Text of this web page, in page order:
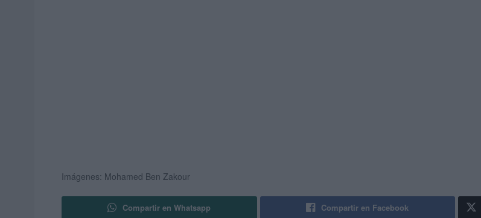
Imágenes: Mohamed Ben Zakour
Compartir en Whatsapp Compartir en Facebook